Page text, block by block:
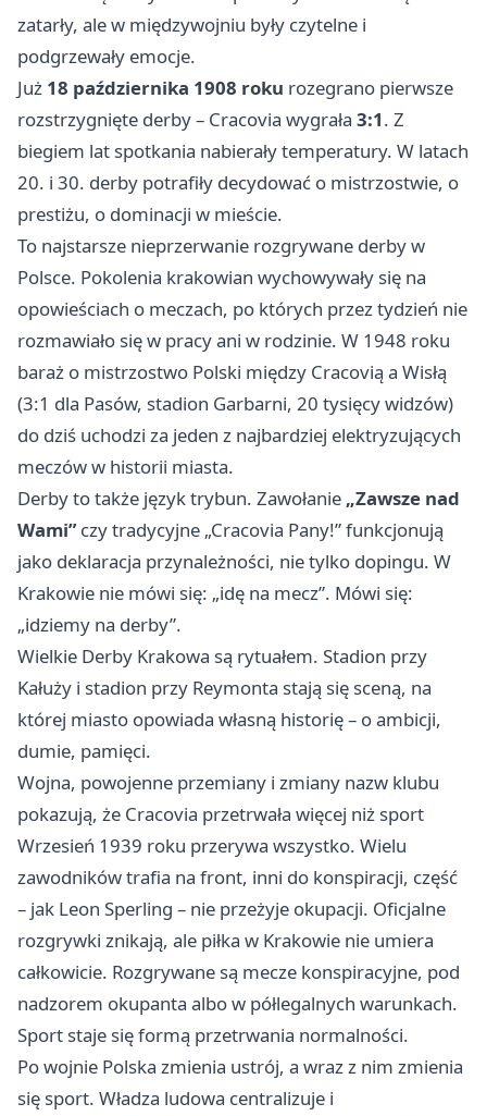
zatarły, ale w międzywojniu były czytelne i
podgrzewały emocje.
Już 18 października 1908 roku rozegrano pierwsze
rozstrzygnięte derby – Cracovia wygrała 3:1. Z
biegiem lat spotkania nabierały temperatury. W latach
20. i 30. derby potrafiły decydować o mistrzostwie, o
prestiżu, o dominacji w mieście.
To najstarsze nieprzerwanie rozgrywane derby w
Polsce. Pokolenia krakowian wychowywały się na
opowieściach o meczach, po których przez tydzień nie
rozmawiało się w pracy ani w rodzinie. W 1948 roku
baraż o mistrzostwo Polski między Cracovią a Wisłą
(3:1 dla Pasów, stadion Garbarni, 20 tysięcy widzów)
do dziś uchodzi za jeden z najbardziej elektryzujących
meczów w historii miasta.
Derby to także język trybun. Zawołanie „Zawsze nad
Wami”czy tradycyjne „Cracovia Pany!” funkcjonują
jako deklaracja przynależności, nie tylko dopingu. W
Krakowie nie mówi się: „idę na mecz”. Mówi się:
„idziemy na derby”.
Wielkie Derby Krakowa są rytuałem. Stadion przy
Kałuży i stadion przy Reymonta stają się sceną, na
której miasto opowiada własną historię – o ambicji,
dumie, pamięci.
Wojna, powojenne przemiany i zmiany nazw klubu
pokazują, że Cracovia przetrwała więcej niż sport
Wrzesień 1939 roku przerywa wszystko. Wielu
zawodników trafia na front, inni do konspiracji, część
– jak Leon Sperling – nie przeżyje okupacji. Oficjalne
rozgrywki znikają, ale piłka w Krakowie nie umiera
całkowicie. Rozgrywane są mecze konspiracyjne, pod
nadzorem okupanta albo w półlegalnych warunkach.
Sport staje się formą przetrwania normalności.
Po wojnie Polska zmienia ustrój, a wraz z nim zmienia
się sport. Władza ludowa centralizuje i